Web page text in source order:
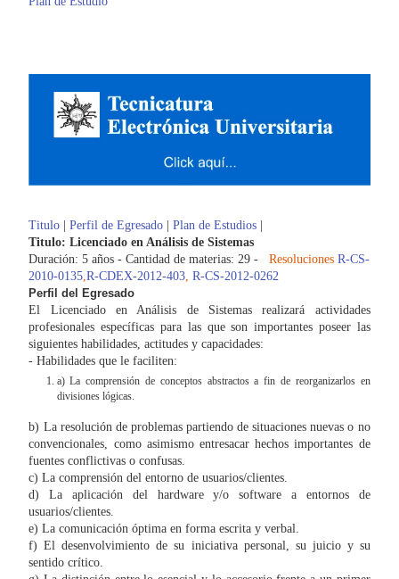
Titulo |Perfil de Egresado |Plan de Estudios
Titulo: Licenciado en Análisis de Sistemas
Duración: 5 años - Cantidad de materias: 29 -
ResolucionesR-CS-
2010-0135 ,R-CDEX-2012-403 ,R-CS-2012-0262
Perfil del Egresado
El Licenciado en Análisis de Sistemas realizará actividades
profesionales específicas para las que son importantes poseer las
siguientes habilidades, actitudes y capacidades:
- Habilidades que le faciliten:
a) La comprensión de conceptos abstractos a fin de reorganizarlos en
divisiones lógicas.
b) La resolución de problemas partiendo de situaciones nuevas o no
convencionales, como asimismo entresacar hechos importantes de
fuentes conflictivas o confusas.
c) La comprensión del entorno de usuarios/clientes.
d) La aplicación del hardware y/o software a entornos de
usuarios/clientes.
e) La comunicación óptima en forma escrita y verbal.
f) El desenvolvimiento de su iniciativa personal, su juicio y su
sentido crítico.